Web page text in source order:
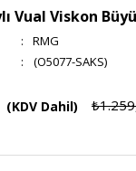
Vual Viskon
:
RMG
(O5077-SAKS)
(KDV Dahil)